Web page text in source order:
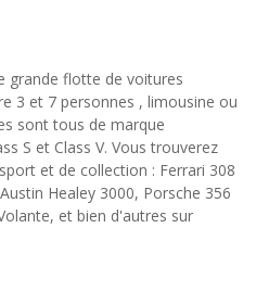
grande flotte de voitures
3 et 7 personnes , limousine ou
sont tous de marque
S et Class V. Vous trouverez
et de collection : Ferrari 308
Healey 3000, Porsche 356
et bien d'autres sur